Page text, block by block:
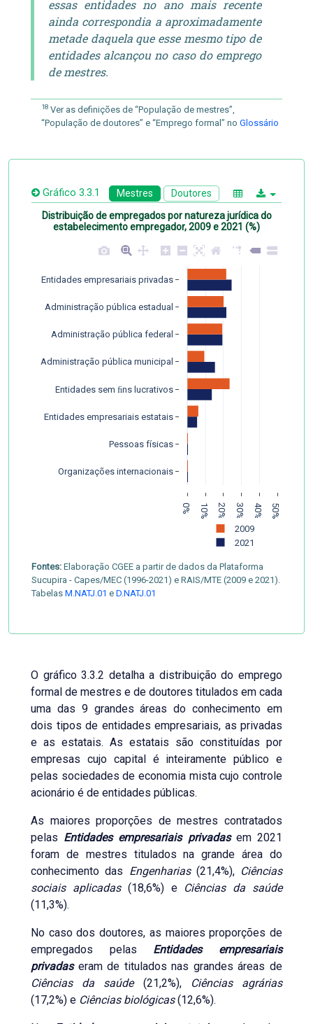
essas entidades no ano mais recente
ainda correspondia a aproximadamente
metade daquela que esse mesmo tipo de
entidades alcançou no caso do emprego
de mestres.
18 Ver as definições de “População de mestres”,
“População de doutores” e “Emprego formal” no Glossário
Gráfico 3.3.1 Mestres Doutores
Distribuição de empregados por natureza jurídica do
estabelecimento empregador, 2009 e 2021 (%)
0% 10% 20% 30% 40% 50%
Organizações internacionais
Pessoas físicas
Entidades empresariais estatais
Entidades sem ﬁns lucrativos
Administração pública municipal
Administração pública federal
Administração pública estadual
Entidades empresariais privadas
2009
2021
Fontes: Elaboração CGEE a partir de dados da Plataforma
Sucupira - Capes/MEC (1996-2021) e RAIS/MTE (2009 e 2021).
Tabelas M.NATJ.01 e D.NATJ.01
O gráfico 3.3.2 detalha a distribuição do emprego
formal de mestres e de doutores titulados em cada
uma das 9 grandes áreas do conhecimento em
dois tipos de entidades empresariais, as privadas
e as estatais. As estatais são constituídas por
empresas cujo capital é inteiramente público e
pelas sociedades de economia mista cujo controle
acionário é de entidades públicas.
As maiores proporções de mestres contratados
pelas Entidades empresariais privadasem 2021
foram de mestres titulados na grande área do
conhecimento das Engenharias(21,4%), Ciências
sociais aplicadas(18,6%) e Ciências da saúde
(11,3%).
No caso dos doutores, as maiores proporções de
empregados pelas Entidades empresariais
privadaseram de titulados nas grandes áreas de
Ciências da saúde(21,2%),
Ciências agrárias
(17,2%) e Ciências biológicas(12,6%).